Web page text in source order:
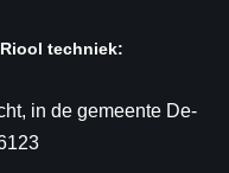
techniek:
in de gemeente De-